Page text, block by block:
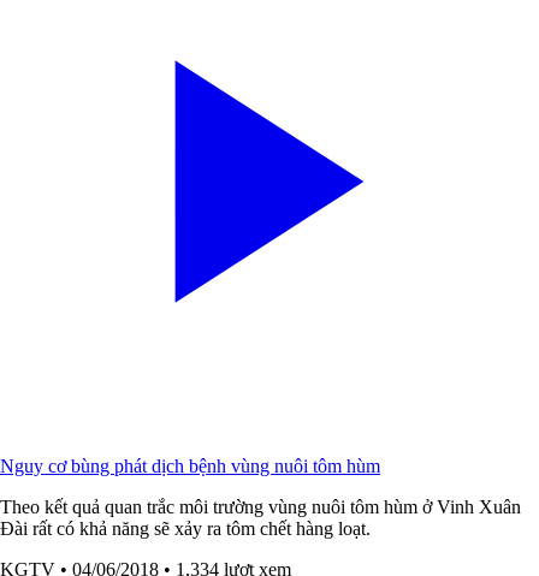
Nguy cơ bùng phát dịch bệnh vùng nuôi tôm hùm
Theo kết quả quan trắc môi trường vùng nuôi tôm hùm ở Vinh Xuân
Đài rất có khả năng sẽ xảy ra tôm chết hàng loạt.
KGTV • 04/06/2018 • 1,334 lượt xem